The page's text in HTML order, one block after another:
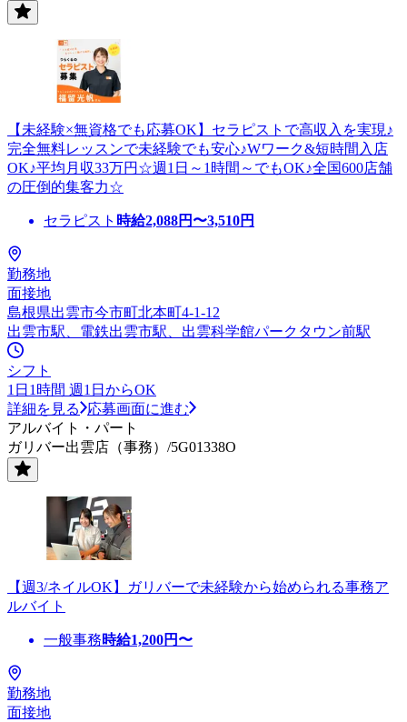
【未経験×無資格でも応募OK】セラピストで高収入を実現♪
完全無料レッスンで未経験でも安心♪Wワーク&短時間入店
OK♪平均月収33万円☆週1日～1時間～でもOK♪全国600店舗
の圧倒的集客力☆
セラピスト 時給2,088円〜3,510円
勤務地
面接地
島根県出雲市今市町北本町4-1-12
出雲市駅、電鉄出雲市駅、出雲科学館パークタウン前駅
シフト
1日1時間 週1日からOK
詳細を見る
応募画面に進む
アルバイト・パート
ガリバー出雲店（事務）/5G01338O
【週3/ネイルOK】ガリバーで未経験から始められる事務ア
ルバイト
一般事務時給1,200円〜
勤務地
面接地